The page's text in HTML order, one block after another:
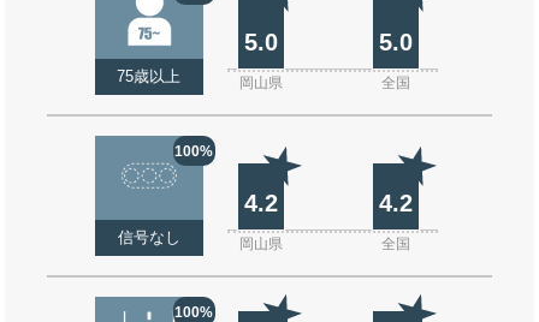
75歳以上
5.0 5.0
岡山県 全国
100%
信号なし
4.2 4.2
岡山県 全国
100%